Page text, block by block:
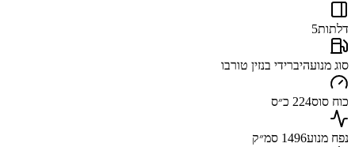
דלתות5
סוג מנועהיברידי בנזין טורבו
כוח סוס224 כ״ס
נפח מנוע1496 סמ״ק